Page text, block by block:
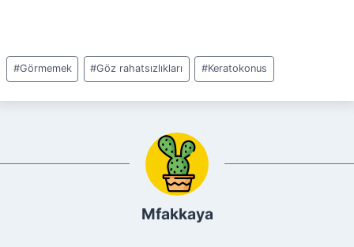
Post
Tags:
#Görmemek #Göz rahatsızlıkları #Keratokonus
Mfakkaya